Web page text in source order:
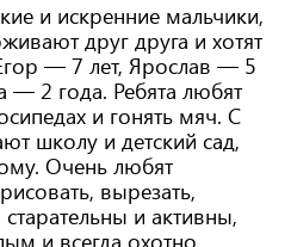
и искренние мальчики,
друг друга и хотят
— 7 лет, Ярослав — 5
— 2 года. Ребята любят
и гонять мяч. С
школу и детский сад,
Очень любят
вырезать,
и активны,
и всегда охотно